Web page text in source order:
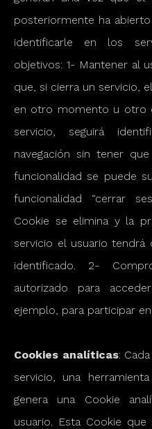
posteriormente ha
identificarle en los
objetivos: 1- Mantener al
que, si cierra un servicio,
en otro momento u otro
servicio, seguirá
navegación sin tener
funcionalidad se puede
funcionalidad “cerrar
Cookie se elimina y la
servicio el usuario tendrá
identificado. 2-
autorizado para
ejemplo, para participar
Cookies analíticas:
servicio, una
genera una Cookie
usuario. Esta Cookie